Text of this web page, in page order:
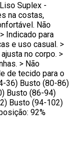
Suplex -
na costas,
Não
Indicado para
e uso casual. >
no corpo. >
> Não
de tecido para o
36) Busto (80-86)
Busto (86-94)
Busto (94-102)
92%